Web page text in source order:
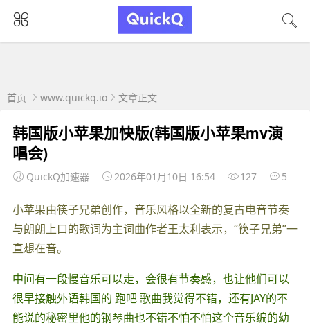
首页 www.quickq.io 文章正文
韩国版小苹果加快版(韩国版小苹果mv演
唱会)
QuickQ加速器 2026年01月10日 16:54 127 5
小苹果由筷子兄弟创作，音乐风格以全新的复古电音节奏
与朗朗上口的歌词为主词曲作者王太利表示，“筷子兄弟”一
直想在音。
中间有一段慢音乐可以走，会很有节奏感，也让他们可以
很早接触外语韩国的 跑吧 歌曲我觉得不错，还有JAY的不
能说的秘密里他的钢琴曲也不错不怕不怕这个音乐编的幼